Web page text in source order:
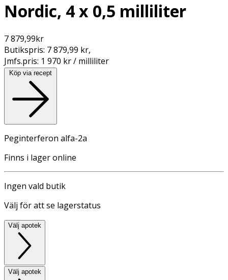
Nordic, 4 x 0,5 milliliter
7 879,99kr
Butikspris: 7 879,99 kr,
Jmfs.pris: 1 970 kr / milliliter
Köp via recept
Peginterferon alfa-2a
Finns i lager online
Ingen vald butik
Välj för att se lagerstatus
Välj apotek
Välj apotek